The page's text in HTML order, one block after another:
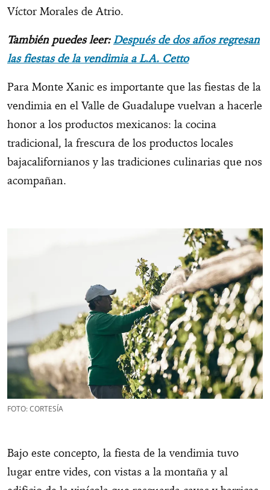
Víctor Morales de Atrio.
También puedes leer:Después de dos años regresan
las fiestas de la vendimia a L.A. Cetto
Para Monte Xanic es importante que las fiestas de la
vendimia en el Valle de Guadalupe vuelvan a hacerle
honor a los productos mexicanos: la cocina
tradicional, la frescura de los productos locales
bajacalifornianos y las tradiciones culinarias que nos
acompañan.
FOTO: CORTESÍA
Bajo este concepto, la fiesta de la vendimia tuvo
lugar entre vides, con vistas a la montaña y al